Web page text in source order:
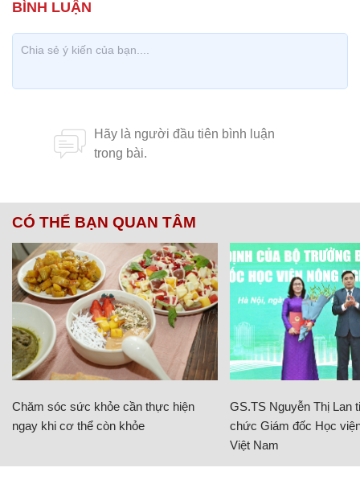
CÓ THỂ BẠN QUAN TÂM
Chăm sóc sức khỏe cần thực hiện
ngay khi cơ thể còn khỏe
GS.TS Nguyễn Thị Lan
chức Giám đốc Học
Việt Nam